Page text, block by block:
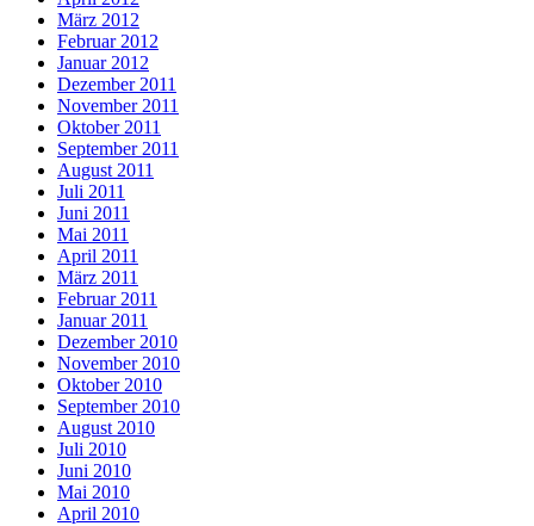
März 2012
Februar 2012
Januar 2012
Dezember 2011
November 2011
Oktober 2011
September 2011
August 2011
Juli 2011
Juni 2011
Mai 2011
April 2011
März 2011
Februar 2011
Januar 2011
Dezember 2010
November 2010
Oktober 2010
September 2010
August 2010
Juli 2010
Juni 2010
Mai 2010
April 2010